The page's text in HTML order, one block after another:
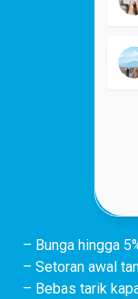
– Bunga hingga
– Setoran awal
– Bebas tarik